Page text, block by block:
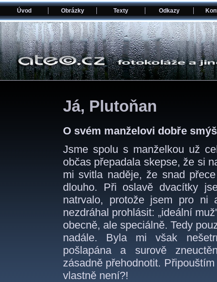
Úvod Obrázky Texty Odkazy
Já, Plutoňan
O svém manželovi dobře
Jsme spolu s manželkou už
občas přepadala skepse, že si
mi svitla naděje, že snad
dlouho. Při oslavě dvacítky
natrvalo, protože jsem pro ni
nezdráhal prohlásit: „ideální
obecně, ale speciálně. Tedy
nadále. Byla mi však
pošlapána a surově
zásadně přehodnotit.
vlastně není?!